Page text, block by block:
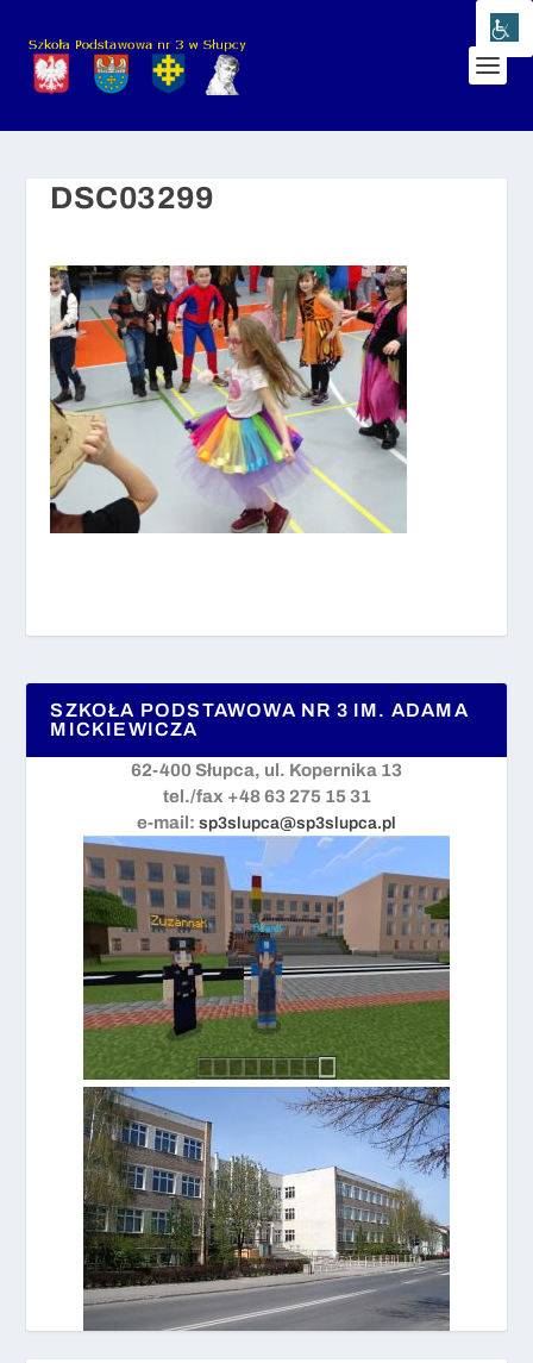
DSC03299
SZKOŁA PODSTAWOWA NR 3 IM. ADAMA
MICKIEWICZA
62-400 Słupca, ul. Kopernika 13
tel./fax +48 63 275 15 31
e-mail: sp3slupca@sp3slupca.pl